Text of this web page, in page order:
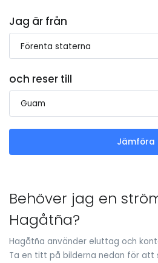
Jag är från
och reser till
Jämföra
Behöver jag en
Hagåtña?
Hagåtña använder eluttag och
Ta en titt på bilderna nedan för att